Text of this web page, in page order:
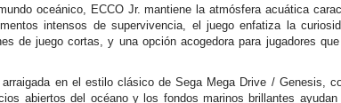
oceánico, ECCO Jr. mantiene la atmósfera acuática
intensos de supervivencia, el juego enfatiza la
de juego cortas, y una opción acogedora para jugadores
en el estilo clásico de Sega Mega Drive / Genesis,
abiertos del océano y los fondos marinos brillantes